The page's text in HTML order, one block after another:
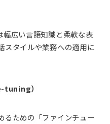
幅広い言語知識と柔軟な表
スタイルや業務への適用に
tuning）
るための「ファインチュー